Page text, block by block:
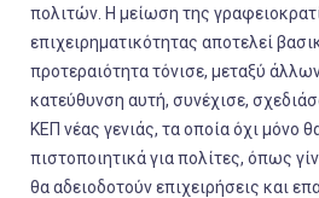
πολιτών. Η μείωση της
επιχειρηματικότητας αποτελεί
προτεραιότητα τόνισε, μεταξύ
κατεύθυνση αυτή, συνέχισε,
ΚΕΠ νέας γενιάς, τα οποία όχι μόνο
πιστοποιητικά για πολίτες, όπως
θα αδειοδοτούν επιχειρήσεις και